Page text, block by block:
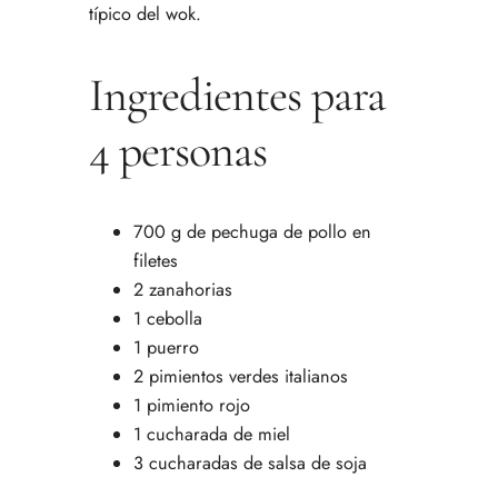
típico del wok.
Ingredientes para
4 personas
700 g de pechuga de pollo en
filetes
2 zanahorias
1 cebolla
1 puerro
2 pimientos verdes italianos
1 pimiento rojo
1 cucharada de miel
3 cucharadas de salsa de soja